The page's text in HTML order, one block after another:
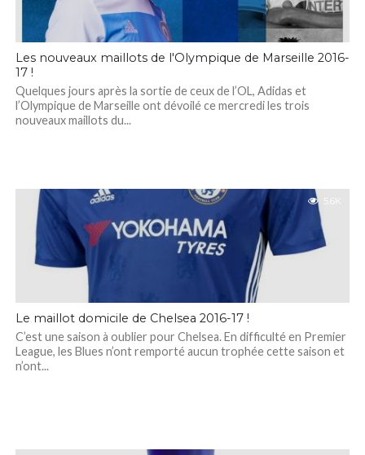
Les nouveaux maillots de l'Olympique de Marseille 2016-
17 !
Quelques jours après la sortie de ceux de l’OL, Adidas et
l’Olympique de Marseille ont dévoilé ce mercredi les trois
nouveaux maillots du...
5.6K
Le maillot domicile de Chelsea 2016-17 !
C’est une saison à oublier pour Chelsea. En difficulté en Premier
League, les Blues n’ont remporté aucun trophée cette saison et
n’ont...